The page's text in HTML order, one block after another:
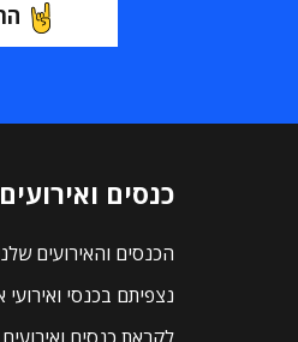
כנסים ואירועים
הכנסים והאירועים
נצפיתם בכנסי